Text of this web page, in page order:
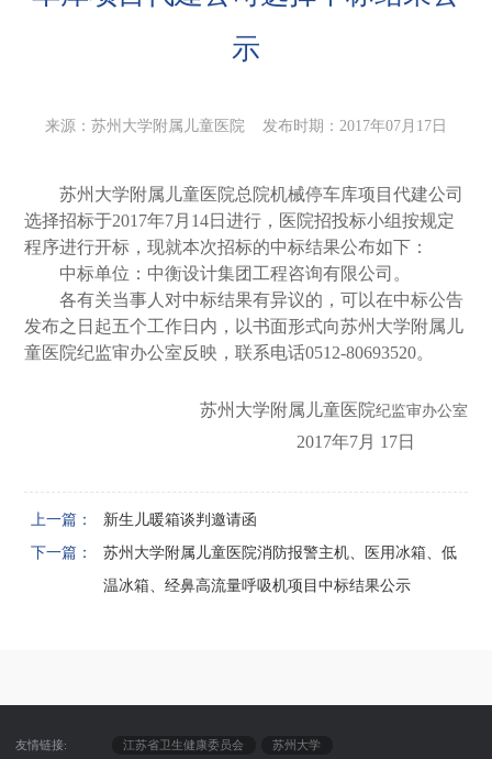
示
来源：苏州大学附属儿童医院 发布时期：2017年07月17日
苏州大学附属儿童医院总 院机械停车库项目代建公司
选择招标于2017年7月14日进行，医院招投标小组按规定
程序进行开标，现就本次招标的中标结果公布如下：
中标单位：中衡设计集团工程咨询有限公司。
各有关当事人对中标结果有异议的，可以在中标公告
发布之日起五个工作日内，以书面形式向苏州大学附属儿
童医院纪监审办公室反映，联系电话0512-80693520。
苏州大学附属儿童医院纪监审办公室
2017年7月 17日
上一篇：
新生儿暖箱谈判邀请函
下一篇：
苏州大学附属儿童医院消防报警主机、医用冰箱、低
温冰箱、经鼻高流量呼吸机项目中标结果公示
友情链接: 江苏省卫生健康委员会 苏州大学